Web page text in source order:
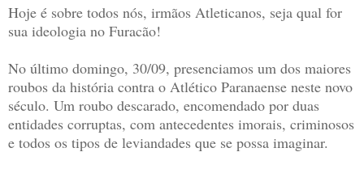
Hoje é sobre todos nós, irmãos Atleticanos, seja qual for
sua ideologia no Furacão!
No último domingo, 30/09, presenciamos um dos maiores
roubos da história contra o Atlético Paranaense neste novo
século. Um roubo descarado, encomendado por duas
entidades corruptas, com antecedentes imorais, criminosos
e todos os tipos de leviandades que se possa imaginar.